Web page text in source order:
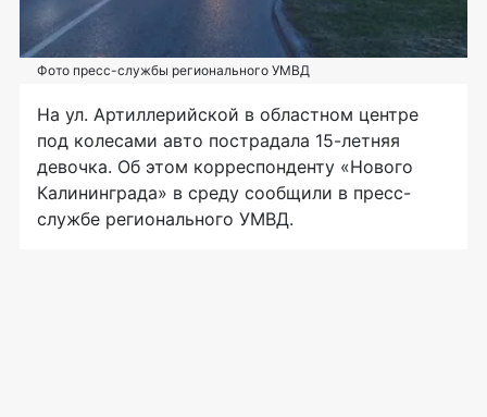
Фото пресс-службы регионального УМВД
На ул. Артиллерийской в областном центре
под колесами авто пострадала 15-летняя
девочка. Об этом корреспонденту «Нового
Калининграда» в среду сообщили в пресс-
службе регионального УМВД.